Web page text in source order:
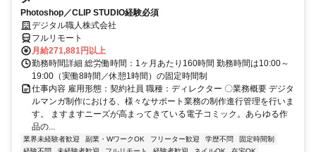
Photoshop／CLIP STUDIO経験必須
デジタル職人株式会社
フルリモート
月給271,881円以上
勤務時間詳細 総労働時間：1ヶ月あたり160時間 勤務時間は10:00～
19:00（実働8時間／休憩1時間）の固定時間制
仕事内容 雇用形態：契約社員 職種：ディレクター 〇業務概要 デジタ
ルマンガ制作における、様々なサポート業務の制作進行管理を行いま
す。 ますますニーズが高まってきている電子コミック。あらゆる作
品の...
業界未経験者歓迎 副業・WワークOK フリーター歓迎 学歴不問
固定時間制